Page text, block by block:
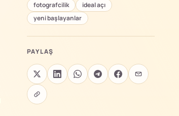
fotografcilik
ideal açı
yeni başlayanlar
PAYLAŞ